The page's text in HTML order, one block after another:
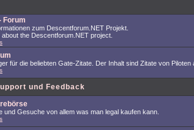
Forum
zum Descentforum.NET Projekt.
the Descentforum.NET project.
für die beliebten Gate-Zitate. Der Inhalt sind Zitate von
und Feedback
und Gesuche von allem was man legal kaufen kann.